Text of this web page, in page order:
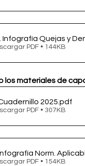
Infografía Quejas y
PDF • 144KB
los materiales de
2025.pdf
PDF • 307KB
Norm.
PDF • 154KB